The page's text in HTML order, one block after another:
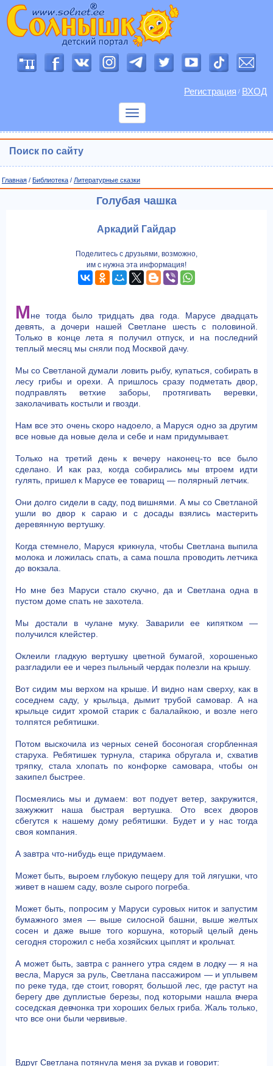
Регистрация / ВХОД
Показать
Поиск по сайту
Главная / Библиотека / Литературные сказки
Голубая чашка
Аркадий Гайдар
Поделитесь с друзьями, возможно,
им с нужна эта информация!
Мне тогда было тридцать два года. Марусе двадцать
девять, а дочери нашей Светлане шесть с половиной.
Только в конце лета я получил отпуск, и на последний
теплый месяц мы сняли под Москвой дачу.
Мы со Светланой думали ловить рыбу, купаться, собирать в
лесу грибы и орехи. А пришлось сразу подметать двор,
подправлять ветхие заборы, протягивать веревки,
заколачивать костыли и гвозди.
Нам все это очень скоро надоело, а Маруся одно за другим
все новые да новые дела и себе и нам придумывает.
Только на третий день к вечеру наконец-то все было
сделано. И как раз, когда собирались мы втроем идти
гулять, пришел к Марусе ее товарищ — полярный летчик.
Они долго сидели в саду, под вишнями. А мы со Светланой
ушли во двор к сараю и с досады взялись мастерить
деревянную вертушку.
Когда стемнело, Маруся крикнула, чтобы Светлана выпила
молока и ложилась спать, а сама пошла проводить летчика
до вокзала.
Но мне без Маруси стало скучно, да и Светлана одна в
пустом доме спать не захотела.
Мы достали в чулане муку. Заварили ее кипятком —
получился клейстер.
Оклеили гладкую вертушку цветной бумагой, хорошенько
разгладили ее и через пыльный чердак полезли на крышу.
Вот сидим мы верхом на крыше. И видно нам сверху, как в
соседнем саду, у крыльца, дымит трубой самовар. А на
крыльце сидит хромой старик с балалайкою, и возле него
толпятся ребятишки.
Потом выскочила из черных сеней босоногая сгорбленная
старуха. Ребятишек турнула, старика обругала и, схватив
тряпку, стала хлопать по конфорке самовара, чтобы он
закипел быстрее.
Посмеялись мы и думаем: вот подует ветер, закружится,
зажужжит наша быстрая вертушка. Ото всех дворов
сбегутся к нашему дому ребятишки. Будет и у нас тогда
своя компания.
А завтра что-нибудь еще придумаем.
Может быть, выроем глубокую пещеру для той лягушки, что
живет в нашем саду, возле сырого погреба.
Может быть, попросим у Маруси суровых ниток и запустим
бумажного змея — выше силосной башни, выше желтых
сосен и даже выше того коршуна, который целый день
сегодня сторожил с неба хозяйских цыплят и крольчат.
А может быть, завтра с раннего утра сядем в лодку — я на
весла, Маруся за руль, Светлана пассажиром — и уплывем
по реке туда, где стоит, говорят, большой лес, где растут на
берегу две дуплистые березы, под которыми нашла вчера
соседская девчонка три хороших белых гриба. Жаль только,
что все они были червивые.
Вдруг Светлана потянула меня за рукав и говорит: